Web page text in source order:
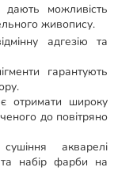
дають можливість
живопису.
адгезію та
гарантують
отримати широку
до повітряно
акварелі
набір фарби на